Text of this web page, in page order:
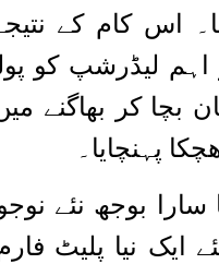
اس کام کے
اہم لیڈرشپ کو
بچا کر بھاگنے
سارا بوجھ نئے
ایک نیا پلیٹ